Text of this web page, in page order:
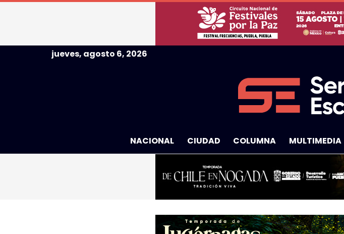
jueves, agosto 6, 2026
NACIONAL CIUDAD COLUMNA MULTIMEDIA